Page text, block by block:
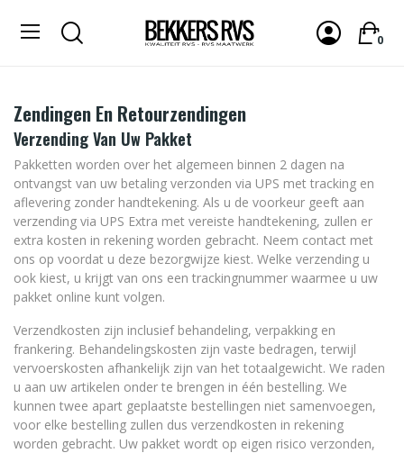
0
Zendingen En Retourzendingen
Verzending Van Uw Pakket
Pakketten worden over het algemeen binnen 2 dagen na
ontvangst van uw betaling verzonden via UPS met tracking en
aflevering zonder handtekening. Als u de voorkeur geeft aan
verzending via UPS Extra met vereiste handtekening, zullen er
extra kosten in rekening worden gebracht. Neem contact met
ons op voordat u deze bezorgwijze kiest. Welke verzending u
ook kiest, u krijgt van ons een trackingnummer waarmee u uw
pakket online kunt volgen.
Verzendkosten zijn inclusief behandeling, verpakking en
frankering. Behandelingskosten zijn vaste bedragen, terwijl
vervoerskosten afhankelijk zijn van het totaalgewicht. We raden
u aan uw artikelen onder te brengen in één bestelling. We
kunnen twee apart geplaatste bestellingen niet samenvoegen,
voor elke bestelling zullen dus verzendkosten in rekening
worden gebracht. Uw pakket wordt op eigen risico verzonden,